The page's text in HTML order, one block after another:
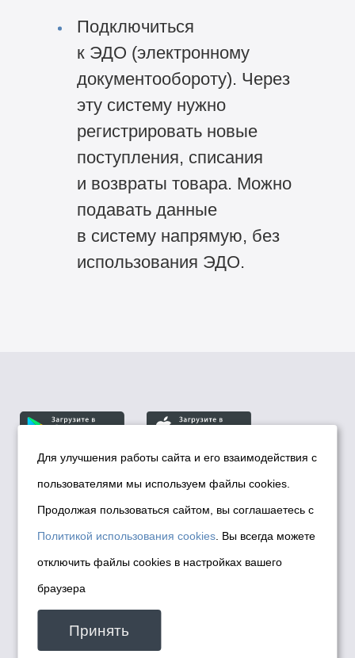
Подключиться
к ЭДО (электронному
документообороту). Через
эту систему нужно
регистрировать новые
поступления, списания
и возвраты товара. Можно
подавать данные
в систему напрямую, без
использования ЭДО.
© Департамент информационной политики мэрии
города Новосибирска, 2026
Политика использования Cookies
Политика по обработке персональных
данных в информационных системах
мэрии города Новосибирска
malinchukvl@mail.ru
Для улучшения работы сайта и его взаимодействия с
пользователями мы используем файлы cookies.
Продолжая пользоваться сайтом, вы соглашаетесь с
Политикой использования cookies . Вы всегда можете
отключить файлы cookies в настройках вашего
браузера
Принять